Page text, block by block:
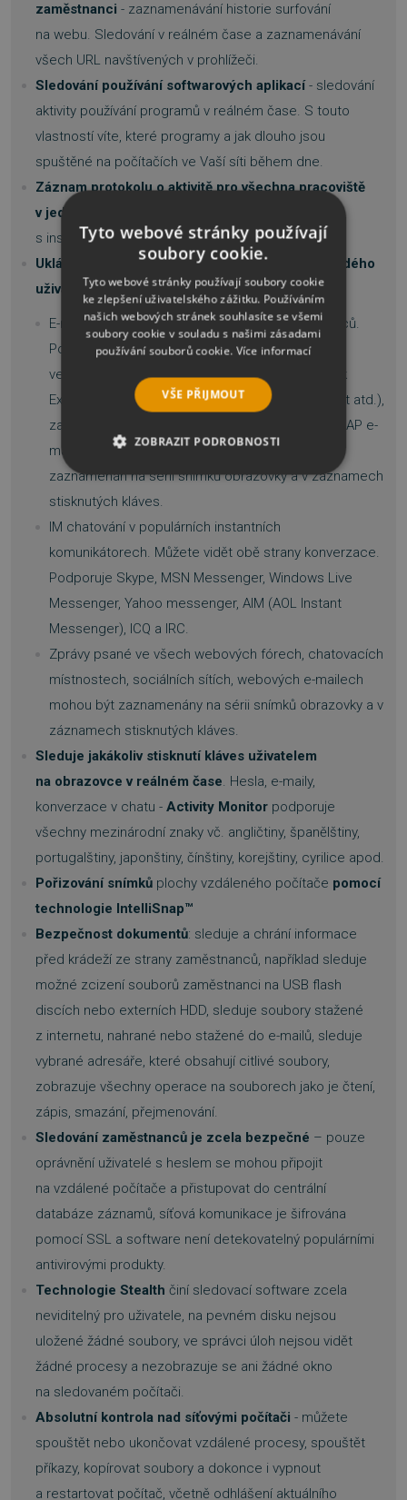
zaměstnanci - zaznamenávání historie surfování
na webu. Sledování v reálném čase a zaznamenávání
všech URL navštívených v prohlížeči.
Sledování používání softwarových aplikací- sledování
aktivity používání programů v reálném čase. S touto
vlastností víte, které programy a jak dlouho jsou
spuštěné na počítačích ve Vaší síti během dne.
Záznam protokolu o aktivitě pro všechna pracoviště
v jednom centrálním umístění na hlavní počítač
s instalovanýmActivity Monitorem
Ukládání kompletní historie komunikace pro každého
uživatele:
E-maily zaslané a přijaté na počítače zaměstnanců.
Podporováno je nezabezpečené POP3/SMTP
ve všech e-mailových klientech (Outlook, Outlook
Express, Windows Live Mail, Thunderbird, The Bat atd.),
zabezpečené POP3/SMTP e-maily v Outlooku, IMAP e-
maily v Outlooku, dokonce i Webmail může být
zaznamenán na sérii snímků obrazovky a v záznamech
stisknutých kláves.
IM chatování v populárních instantních
komunikátorech. Můžete vidět obě strany konverzace.
Podporuje Skype, MSN Messenger, Windows Live
Messenger, Yahoo messenger, AIM (AOL Instant
Messenger), ICQ a IRC.
Zprávy psané ve všech webových fórech, chatovacích
místnostech, sociálních sítích, webových e-mailech
mohou být zaznamenány na sérii snímků obrazovky a v
záznamech stisknutých kláves.
Sleduje jakákoliv stisknutí kláves uživatelem
na obrazovce v reálném čase. Hesla, e-maily,
konverzace v chatu - Activity Monitor podporuje
všechny mezinárodní znaky vč. angličtiny, španělštiny,
portugalštiny, japonštiny, čínštiny, korejštiny, cyrilice apod.
Pořizování snímků plochy vzdáleného počítače pomocí
technologie IntelliSnap™
Bezpečnost dokumentů: sleduje a chrání informace
před krádeží ze strany zaměstnanců, například sleduje
možné zcizení souborů zaměstnanci na USB flash
discích nebo externích HDD, sleduje soubory stažené
z internetu, nahrané nebo stažené do e-mailů, sleduje
vybrané adresáře, které obsahují citlivé soubory,
zobrazuje všechny operace na souborech jako je čtení,
zápis, smazání, přejmenování.
Sledování zaměstnanců je zcela bezpečné – pouze
oprávnění uživatelé s heslem se mohou připojit
na vzdálené počítače a přistupovat do centrální
databáze záznamů, síťová komunikace je šifrována
pomocí SSL a software není detekovatelný populárními
antivirovými produkty.
Technologie Stealth činí sledovací software zcela
neviditelný pro uživatele, na pevném disku nejsou
uložené žádné soubory, ve správci úloh nejsou vidět
žádné procesy a nezobrazuje se ani žádné okno
na sledovaném počítači.
Absolutní kontrola nad síťovými počítači - můžete
spouštět nebo ukončovat vzdálené procesy, spouštět
příkazy, kopírovat soubory a dokonce i vypnout
a restartovat počítač, včetně odhlášení aktuálního
Tyto webové stránky používají
soubory cookie.
Tyto webové stránky používají soubory cookie
ke zlepšení uživatelského zážitku. Používáním
našich webových stránek souhlasíte se všemi
soubory cookie v souladu s našimi zásadami
používání souborů cookie. Více informací
VŠE PŘIJMOUT
ZOBRAZIT PODROBNOSTI
NEZBYTNĚ NUTNÉ SOUBORY
VÝKONOVÉ SOUBORY
FUNKČNÍ SOUBORY
NEZAŘAZENÉ SOUBORY
Nezbytně nutné soubory
Výkonové soubory
Soubory cílení
Funkční soubory
Nezařazené soubory
základní funkce webových stránek, jako je
přihlášení uživatele a správa účtu. Webové
stránky nelze bez nezbytně nutných souborů
cookie správně používat.
Název
Google LLC
www.google.com
3 týdny
__cf_bm
Cloudflare Inc.
29 minut
__cf_bm
.heureka.cz
basket .www.sw.cz
2 týdny 6